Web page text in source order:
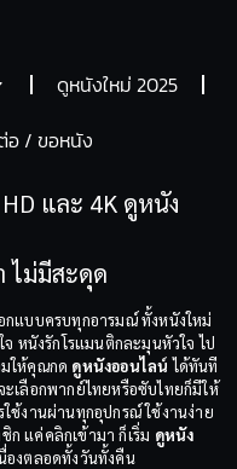
ดูหนังใหม่ 2025
อ / ขอหนัง
และ 4K ดูหนัง
ไม่มีสะดุด
กแบบครบทุกอารมณ์ ทั้งหนังใหม่
หนังรักโรแมนติกละมุนหัวใจ ไป
ให้คุณกด ดูหนังออนไลน์ ได้ทันที
ะเลือกพากย์ไทยหรือซับไทยก็มีให้
ช้งานผ่านทุกอุปกรณ์ ใช้งานง่าย
ก แค่คลิกเข้ามา ก็เริ่ม ดูหนัง
องตลอดทั้งวันทั้งคืน